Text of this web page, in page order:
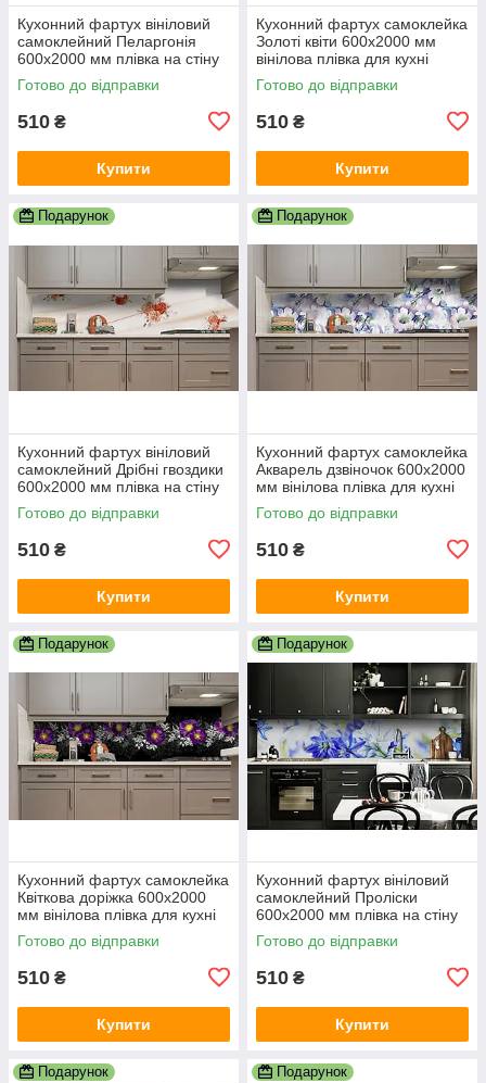
Кухонний фартух вініловий
самоклейний Пеларгонія
600х2000 мм плівка на стіну
Happy Pocket Z181614
Готово до відправки
510 ₴
Купити
Кухонний фартух самоклейка
Золоті квіти 600х2000 мм
вінілова плівка для кухні
Happy Pocket Z184573
Готово до відправки
510 ₴
Купити
Подарунок
Кухонний фартух вініловий
самоклейний Дрібні гвоздики
600х2000 мм плівка на стіну
Happy Pocket Z185052
Готово до відправки
510 ₴
Купити
Подарунок
Кухонний фартух самоклейка
Акварель дзвіночок 600х2000
мм вінілова плівка для кухні
Happy Pocket Z184113
Готово до відправки
510 ₴
Купити
Подарунок
Кухонний фартух самоклейка
Квіткова доріжка 600х2000
мм вінілова плівка для кухні
Happy Pocket Z182396
Готово до відправки
510 ₴
Купити
Подарунок
Кухонний фартух вініловий
самоклейний Проліски
600х2000 мм плівка на стіну
Happy Pocket Z181517
Готово до відправки
510 ₴
Купити
Подарунок Подарунок